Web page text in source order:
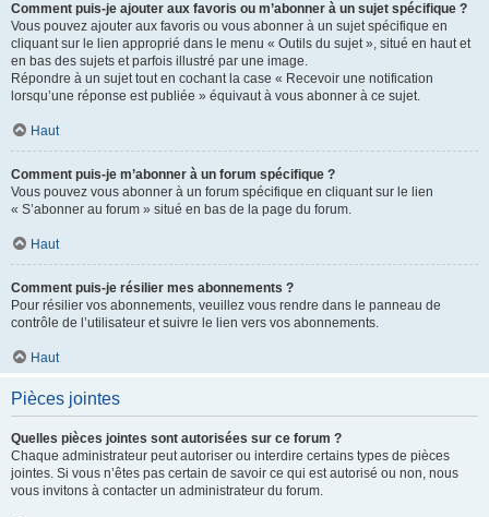
Comment puis-je ajouter aux favoris ou m’abonner à un sujet spécifique ?
Vous pouvez ajouter aux favoris ou vous abonner à un sujet spécifique en
cliquant sur le lien approprié dans le menu « Outils du sujet », situé en haut et
en bas des sujets et parfois illustré par une image.
Répondre à un sujet tout en cochant la case « Recevoir une notification
lorsqu’une réponse est publiée » équivaut à vous abonner à ce sujet.
Haut
Comment puis-je m’abonner à un forum spécifique ?
Vous pouvez vous abonner à un forum spécifique en cliquant sur le lien
« S’abonner au forum » situé en bas de la page du forum.
Haut
Comment puis-je résilier mes abonnements ?
Pour résilier vos abonnements, veuillez vous rendre dans le panneau de
contrôle de l’utilisateur et suivre le lien vers vos abonnements.
Haut
Pièces jointes
Quelles pièces jointes sont autorisées sur ce forum ?
Chaque administrateur peut autoriser ou interdire certains types de pièces
jointes. Si vous n’êtes pas certain de savoir ce qui est autorisé ou non, nous
vous invitons à contacter un administrateur du forum.